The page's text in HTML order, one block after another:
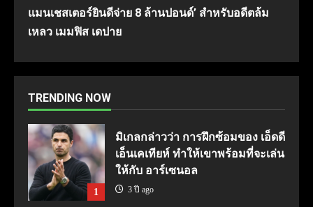
แมนเชสเตอร์ยินดีจ่าย 8 ล้านปอนด์’ สำหรับอดีตล้ม
เหลว เมมฟิส เดปาย
TRENDING NOW
1
มิเกลกล่าวว่า การฝึกซ้อมของ เอ็ดดี
เอ็นเคเทียห์ ทำให้เขาพร้อมที่จะเล่น
ให้กับ อาร์เซนอล
3 ปี ago